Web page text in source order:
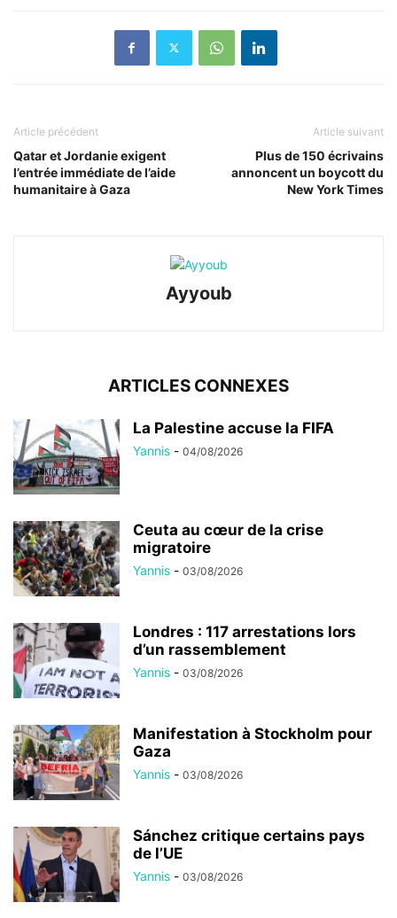
Article précédent
Qatar et Jordanie exigent
l’entrée immédiate de l’aide
humanitaire à Gaza
Article suivant
Plus de 150 écrivains
annoncent un boycott du
New York Times
Ayyoub
ARTICLES CONNEXES
La Palestine accuse la FIFA
Yannis - 04/08/2026
Ceuta au cœur de la crise
migratoire
Yannis - 03/08/2026
Londres : 117 arrestations lors
d’un rassemblement
Yannis - 03/08/2026
Manifestation à Stockholm pour
Gaza
Yannis - 03/08/2026
Sánchez critique certains pays
de l’UE
Yannis - 03/08/2026